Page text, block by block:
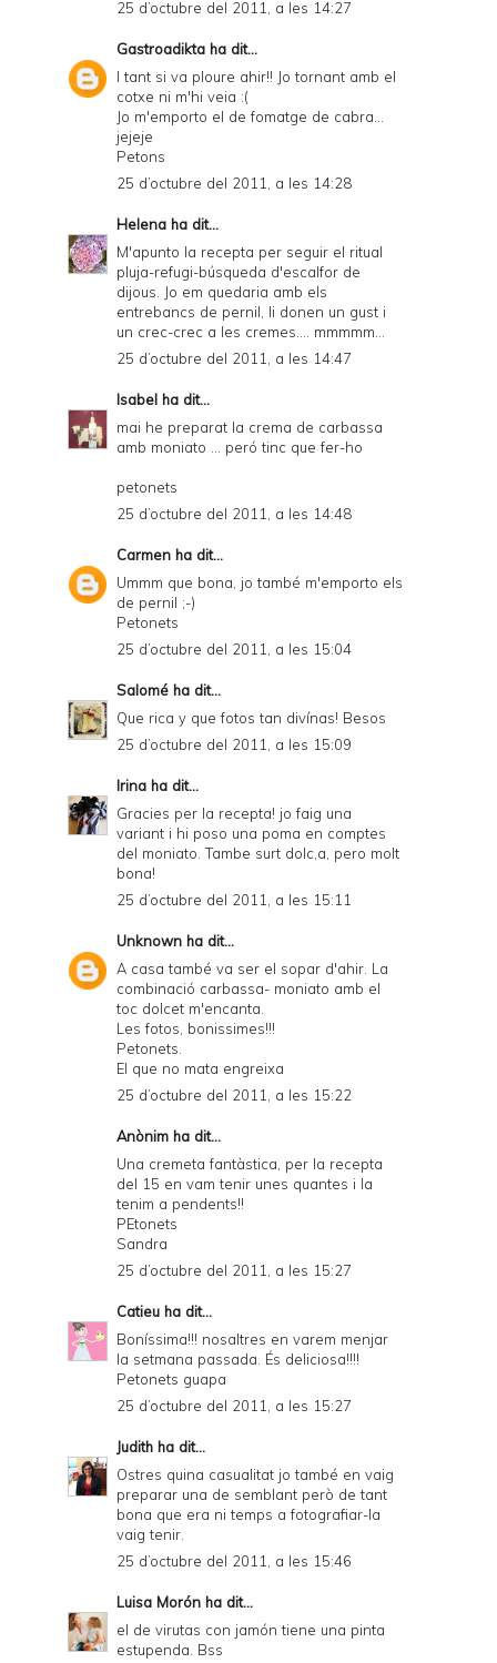
25 d’octubre del 2011, a les 14:27
Gastroadikta ha dit...
I tant si va ploure ahir!! Jo tornant amb el
cotxe ni m'hi veia :(
Jo m'emporto el de fomatge de cabra...
jejeje
Petons
25 d’octubre del 2011, a les 14:28
Helena ha dit...
M'apunto la recepta per seguir el ritual
pluja-refugi-búsqueda d'escalfor de
dijous. Jo em quedaria amb els
entrebancs de pernil, li donen un gust i
un crec-crec a les cremes.... mmmmm...
25 d’octubre del 2011, a les 14:47
Isabel ha dit...
mai he preparat la crema de carbassa
amb moniato ... peró tinc que fer-ho
petonets
25 d’octubre del 2011, a les 14:48
Carmen ha dit...
Ummm que bona, jo també m'emporto els
de pernil ;-)
Petonets
25 d’octubre del 2011, a les 15:04
Salomé ha dit...
Que rica y que fotos tan divínas! Besos
25 d’octubre del 2011, a les 15:09
Irina ha dit...
Gracies per la recepta! jo faig una
variant i hi poso una poma en comptes
del moniato. Tambe surt dolc,a, pero molt
bona!
25 d’octubre del 2011, a les 15:11
Unknown ha dit...
A casa també va ser el sopar d'ahir. La
combinació carbassa- moniato amb el
toc dolcet m'encanta.
Les fotos, bonissimes!!!
Petonets.
El que no mata engreixa
25 d’octubre del 2011, a les 15:22
Anònim ha dit...
Una cremeta fantàstica, per la recepta
del 15 en vam tenir unes quantes i la
tenim a pendents!!
PEtonets
Sandra
25 d’octubre del 2011, a les 15:27
Catieu ha dit...
Boníssima!!! nosaltres en varem menjar
la setmana passada. És deliciosa!!!!
Petonets guapa
25 d’octubre del 2011, a les 15:27
Judith ha dit...
Ostres quina casualitat jo també en vaig
preparar una de semblant però de tant
bona que era ni temps a fotografiar-la
vaig tenir.
25 d’octubre del 2011, a les 15:46
Luisa Morón ha dit...
el de virutas con jamón tiene una pinta
estupenda. Bss